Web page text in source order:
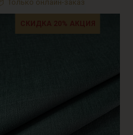
Только онлайн-заказ